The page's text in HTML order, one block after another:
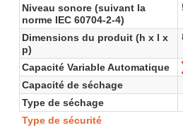
Niveau sonore (suivant la
norme IEC 60704-2-4)
Dimensions du produit (h x l x
p)
Capacité Variable Automatique
Capacité de séchage
Type de séchage
Type de sécurité